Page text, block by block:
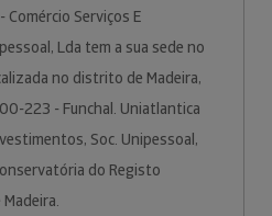
Serviços E
Lda tem a sua sede no
no distrito de Madeira,
223 - Funchal. Uniatlantica
Soc. Unipessoal,
do Registo